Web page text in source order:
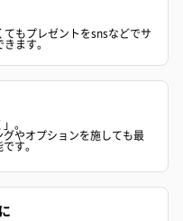
もプレゼントをsnsなどでサ
ます。
。
やオプションを施しても最
す。